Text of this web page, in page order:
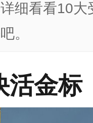
细看看10
。
活金标